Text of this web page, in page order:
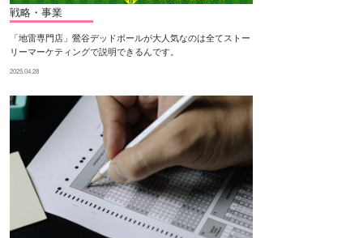
戦略・事業
「地雷専門店」鶯谷デッドボールが大人気なのは全てストー
リーマーケティングで説明できるんです。
2025.04.28